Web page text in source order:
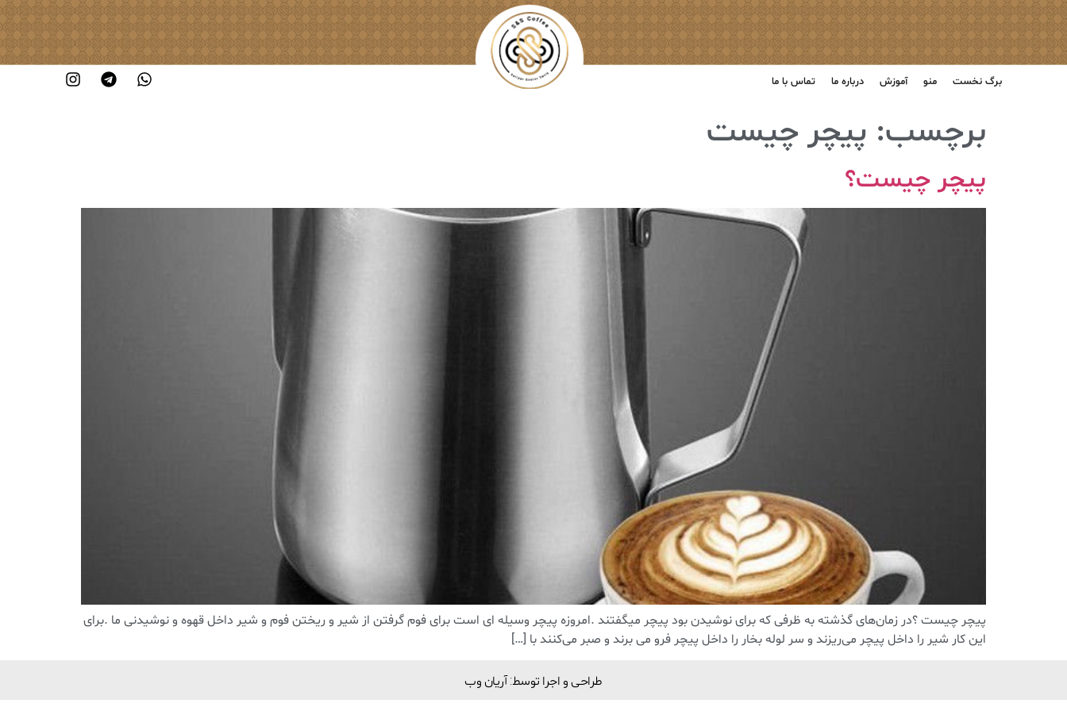
برگ نخست منو آموزش درباره ما تماس با ما
برچسب: پیچر چیست
پیچر چیست؟
پیچر چیست ؟در زمان‌های گذشته به ظرفی که برای نوشیدن بود پیچر میگفتند .امروزه پیچر وسیله ای است برای فوم گرفتن از شیر و ریختن فوم و شیر داخل قهوه و نوشیدنی ما .برای
این کار شیر را داخل پیچر می‌ریزند و سر لوله بخار را داخل پیچر فرو می برند و صبر می‌کنند با […]
طراحی و اجرا توسط: آریان وب